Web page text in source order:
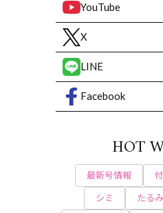
YouTube
X
LINE
Facebook
HOT
最新号情報
シミ
たるみ